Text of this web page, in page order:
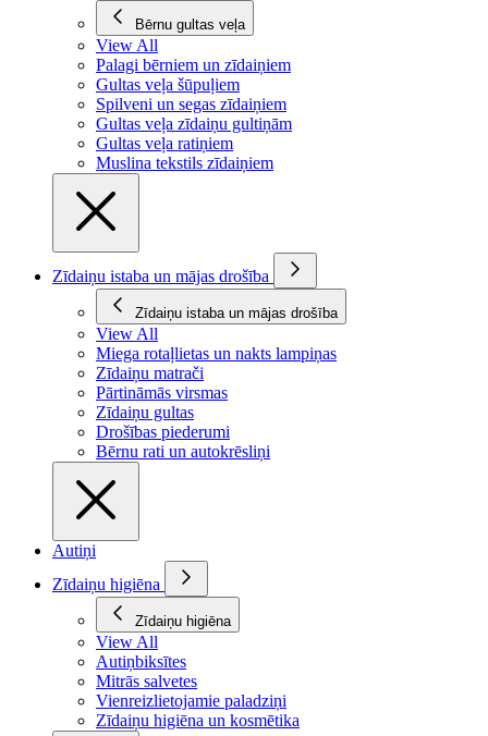
Bērnu gultas veļa
View All
Palagi bērniem un zīdaiņiem
Gultas veļa šūpuļiem
Spilveni un segas zīdaiņiem
Gultas veļa zīdaiņu gultiņām
Gultas veļa ratiņiem
Muslina tekstils zīdaiņiem
Zīdaiņu istaba un mājas drošība
Zīdaiņu istaba un mājas drošība
View All
Miega rotaļlietas un nakts lampiņas
Zīdaiņu matrači
Pārtināmās virsmas
Zīdaiņu gultas
Drošības piederumi
Bērnu rati un autokrēsliņi
Autiņi
Zīdaiņu higiēna
Zīdaiņu higiēna
View All
Autiņbiksītes
Mitrās salvetes
Vienreizlietojamie paladziņi
Zīdaiņu higiēna un kosmētika